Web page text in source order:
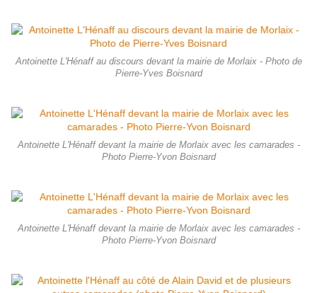
Antoinette L'Hénaff au discours devant la mairie de Morlaix - Photo de
Pierre-Yves Boisnard
Antoinette L'Hénaff devant la mairie de Morlaix avec les camarades -
Photo Pierre-Yvon Boisnard
Antoinette L'Hénaff devant la mairie de Morlaix avec les camarades -
Photo Pierre-Yvon Boisnard